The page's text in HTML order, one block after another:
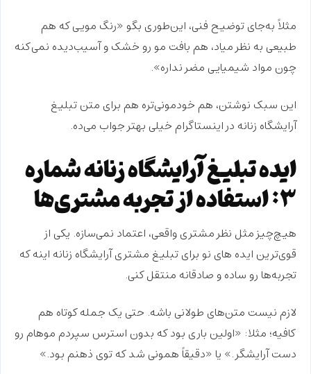
مثلاً به‌جای توضیح فنی، این‌طوری بگو «رنگ مویی که هم
طبیعی به نظر میاد، هم بافت مو رو خشک و آسیب‌دیده نمی‌کنه
چون مواد شیمیایی مضر نداره».
این سبک نوشتن، هم خودمونی‌تره هم برای متن تبلیغ
آرایشگاه زنانه در اینستاگرام خیلی بهتر جواب می‌ده.
ایده تبلیغ آرایشگاه زنانه شماره
۳: استفاده از تجربه مشتری‌ها
هیچ‌چیز مثل نظر مشتری واقعی، اعتماد نمی‌سازه. یکی از
قوی‌ترین ایده های نو برای تبلیغ مشتری آرایشگاه زنانه اینه که
تجربه‌ها روساده و صادقانه منتقل کنی.
لازم نیست متن‌های طولانی باشه. حتی یک جمله کوتاه هم
کافیه؛ مثلا: «اولین باری بود که بدون استرس سپردم موهام رو
دست آرایشگر.» یا «دقیقاً همونی شد که توی ذهنم بود.»